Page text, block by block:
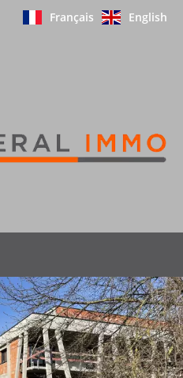
Français English